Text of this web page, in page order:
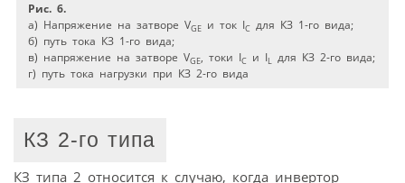
Рис. 6.
а) Напряжение на затворе VGE и ток IC для КЗ 1-го вида;
б) путь тока КЗ 1-го вида;
в) напряжение на затворе VGE, токи IC и IL для КЗ 2-го вида;
г) путь тока нагрузки при КЗ 2-го вида
КЗ 2-го типа
КЗ типа 2 относится к случаю, когда инвертор